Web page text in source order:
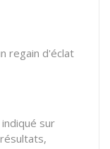
regain d'éclat
sur